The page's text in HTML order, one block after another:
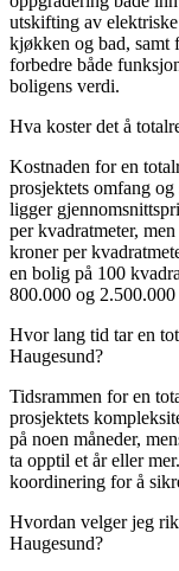
utskifting av
kjøkken og bad, samt
forbedre både
boligens verdi.
Hva koster det å
Kostnaden for en
prosjektets omfang
ligger
per kvadratmeter,
kroner per
en bolig på 100
800.000 og 2.500.000
Hvor lang tid tar en
Haugesund?
Tidsrammen for en
prosjektets
på noen måneder,
ta opptil et år eller
koordinering for å
Hvordan velger jeg
Haugesund?